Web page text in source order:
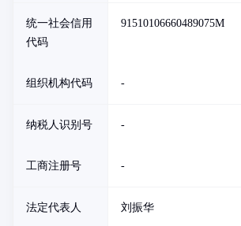
统一社会信用
代码
91510106660489075M
组织机构代码 -
纳税人识别号 -
工商注册号 -
法定代表人 刘振华